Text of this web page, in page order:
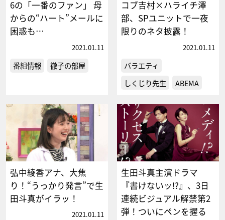
6の「一番のファン」 母
からの“ハート”メールに
困惑も…
2021.01.11
番組情報 徹子の部屋
コブ吉村×ハライチ澤
部、SPユニットで一夜
限りのネタ披露！
2021.01.11
バラエティ
しくじり先生
ABEMA
弘中綾香アナ、大焦
り！“うっかり発言”で生
田斗真がイラッ！
2021.01.11
生田斗真主演ドラマ
『書けないッ!?』、3日
連続ビジュアル解禁第2
弾！ついにペンを握る